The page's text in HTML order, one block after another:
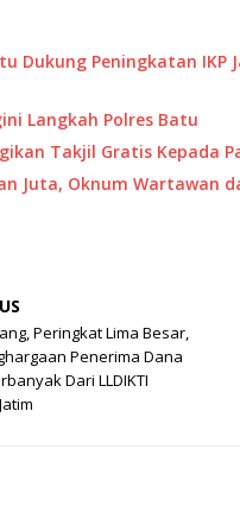
Dukung Peningkatan
Langkah Polres Batu
Takjil Gratis Kepada
Juta, Oknum Wartawan
Peringkat Lima Besar,
Penerima Dana
Dari LLDIKTI